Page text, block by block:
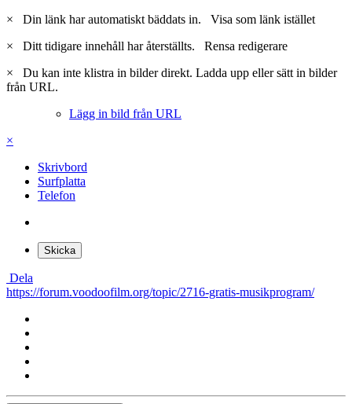
×
Din länk har automatiskt bäddats in. Visa som länk istället
×
Ditt tidigare innehåll har återställts. Rensa redigerare
×
Du kan inte klistra in bilder direkt. Ladda upp eller sätt in bilder
från URL.
Lägg in bild från URL
×
Skrivbord
Surfplatta
Telefon
Skicka
Dela
https://forum.voodoofilm.org/topic/2716-gratis-musikprogram/